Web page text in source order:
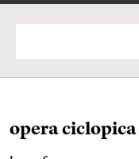
opera ciclopica